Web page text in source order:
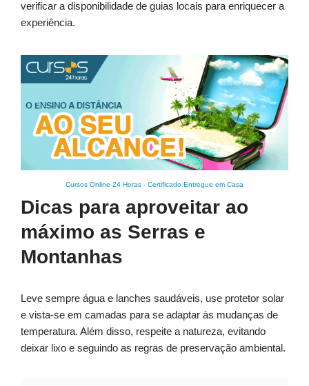
verificar a disponibilidade de guias locais para enriquecer a
experiência.
Cursos Online 24 Horas - Certificado Entregue em Casa
Dicas para aproveitar ao
máximo as Serras e
Montanhas
Leve sempre água e lanches saudáveis, use protetor solar
e vista-se em camadas para se adaptar às mudanças de
temperatura. Além disso, respeite a natureza, evitando
deixar lixo e seguindo as regras de preservação ambiental.